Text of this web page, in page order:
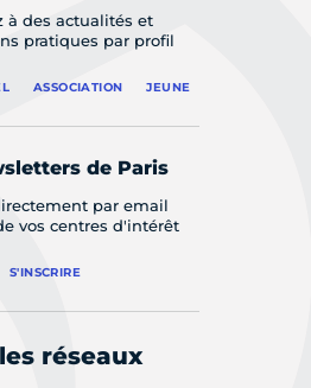
à des actualités et
pratiques par profil
ASSOCIATION JEUNE
de Paris
par email
vos centres d'intérêt
S'INSCRIRE
réseaux